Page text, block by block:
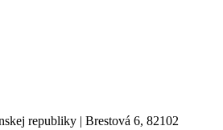
republiky | Brestová 6, 82102